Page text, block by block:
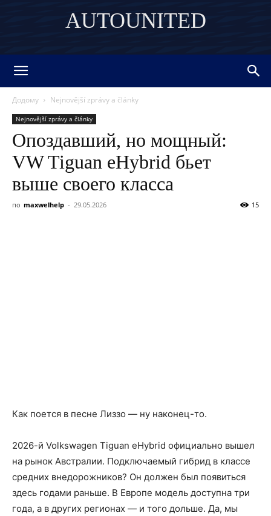
AUTOUNITED
Додому Nejnovější zprávy a články
Nejnovější zprávy a články
Опоздавший, но мощный:
VW Tiguan eHybrid бьет
выше своего класса
по maxwelhelp - 29.05.2026 15
Как поется в песне Лиззо — ну наконец-то.
2026-й Volkswagen Tiguan eHybrid официально вышел
на рынок Австралии. Подключаемый гибрид в классе
средних внедорожников? Он должен был появиться
здесь годами раньше. В Европе модель доступна три
года, а в других регионах — и того дольше. Да, мы